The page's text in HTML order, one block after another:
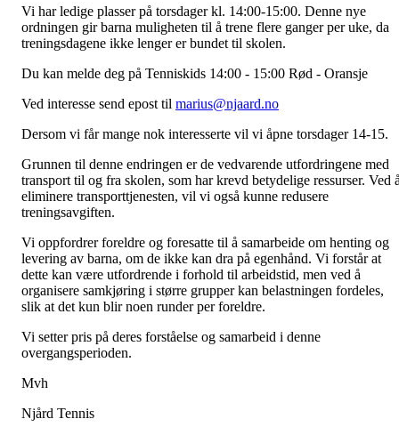
Vi har ledige plasser på torsdager kl. 14:00-15:00. Denne nye
ordningen gir barna muligheten til å trene flere ganger per uke, da
treningsdagene ikke lenger er bundet til skolen.
Du kan melde deg på Tenniskids 14:00 - 15:00 Rød - Oransje
Ved interesse send epost til marius@njaard.no
Dersom vi får mange nok interesserte vil vi åpne torsdager 14-15.
Grunnen til denne endringen er de vedvarende utfordringene med
transport til og fra skolen, som har krevd betydelige ressurser. Ved
eliminere transporttjenesten, vil vi også kunne redusere
treningsavgiften.
Vi oppfordrer foreldre og foresatte til å samarbeide om henting og
levering av barna, om de ikke kan dra på egenhånd. Vi forstår at
dette kan være utfordrende i forhold til arbeidstid, men ved å
organisere samkjøring i større grupper kan belastningen fordeles,
slik at det kun blir noen runder per foreldre.
Vi setter pris på deres forståelse og samarbeid i denne
overgangsperioden.
Mvh
Njård Tennis